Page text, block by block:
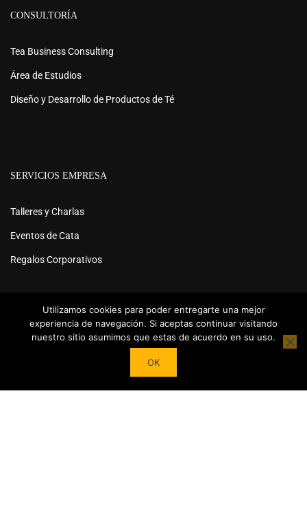
CONSULTORÍA
Tea Business Consulting
Área de Estudios
Diseño y Desarrollo de Productos de Té
SERVICIOS EMPRESA
Talleres y Charlas
Eventos de Cata
Regalos Corporativos
Powered byTea Institute Latinoamérica ® 2026. Todos Los
Utilizamos cookies para poder entregarte una mejor
experiencia de navegación. Si aceptas continuar visitando
nuestro sitio asumimos que estas de acuerdo en su uso.
OK